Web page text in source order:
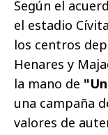
Según el
el estadio
los centros
Henares y
la mano de
una campaña
valores de